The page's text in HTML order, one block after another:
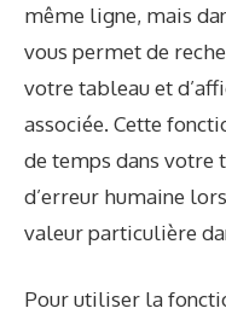
même ligne, mais
vous permet de
votre tableau et
associée. Cette
de temps dans
d’erreur humaine
valeur particulière
Pour utiliser la